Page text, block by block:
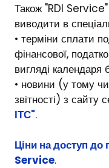
Також "RDI
виводити в
• терміни сплати
фінансової,
вигляді календаря
• новини (у тому
звітності) з сайту
ІТС".
Ціни на доступ до
Service.